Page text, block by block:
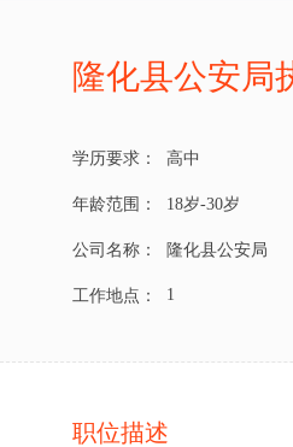
隆化县公安局
学历要求： 高中
年龄范围： 18岁-30岁
公司名称： 隆化县公安局
工作地点： 1
职位描述